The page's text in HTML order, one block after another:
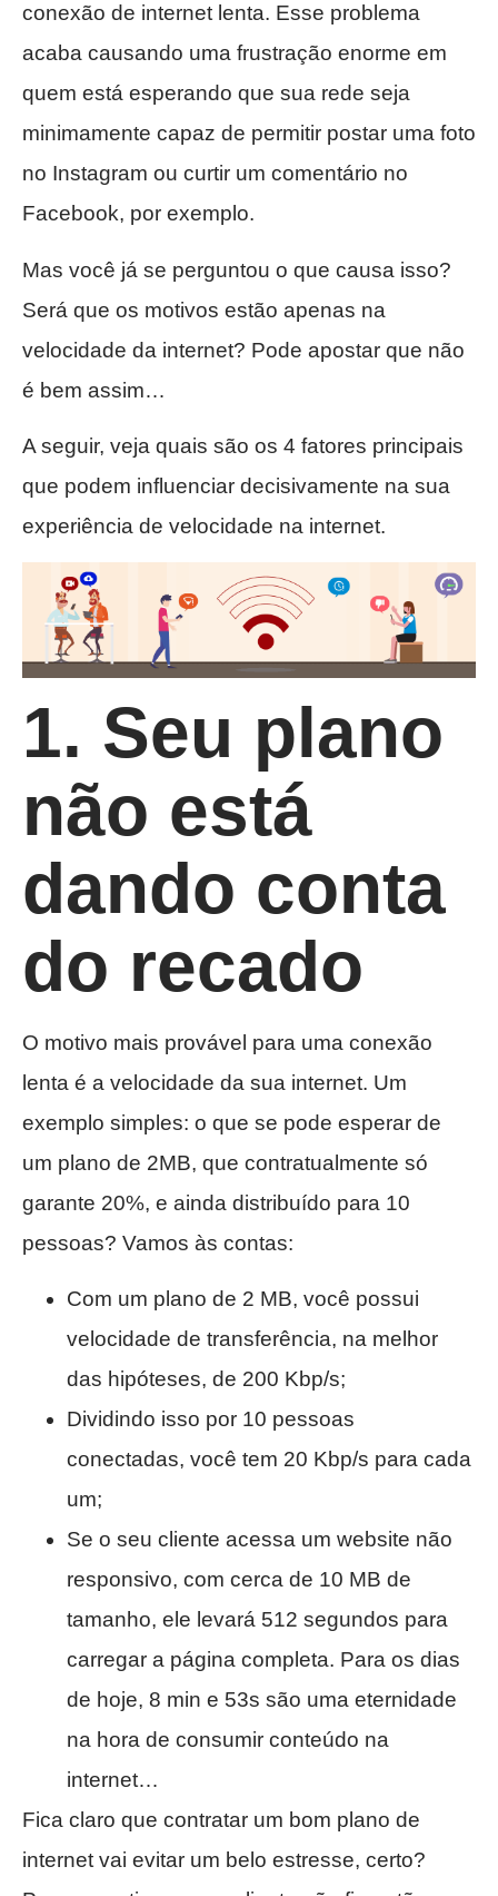
conexão de internet lenta. Esse problema
acaba causando uma frustração enorme em
quem está esperando que sua rede seja
minimamente capaz de permitir postar uma foto
no Instagram ou curtir um comentário no
Facebook, por exemplo.
Mas você já se perguntou o que causa isso?
Será que os motivos estão apenas na
velocidade da internet? Pode apostar que não
é bem assim…
A seguir, veja quais são os 4 fatores principais
que podem influenciar decisivamente na sua
experiência de velocidade na internet.
1. Seu plano
não está
dando conta
do recado
O motivo mais provável para uma conexão
lenta é a velocidade da sua internet. Um
exemplo simples: o que se pode esperar de
um plano de 2MB, que contratualmente só
garante 20%, e ainda distribuído para 10
pessoas? Vamos às contas:
Com um plano de 2 MB, você possui
velocidade de transferência, na melhor
das hipóteses, de 200 Kbp/s;
Dividindo isso por 10 pessoas
conectadas, você tem 20 Kbp/s para cada
um;
Se o seu cliente acessa um website não
responsivo, com cerca de 10 MB de
tamanho, ele levará 512 segundos para
carregar a página completa. Para os dias
de hoje, 8 min e 53s são uma eternidade
na hora de consumir conteúdo na
internet…
Fica claro que contratar um bom plano de
internet vai evitar um belo estresse, certo?